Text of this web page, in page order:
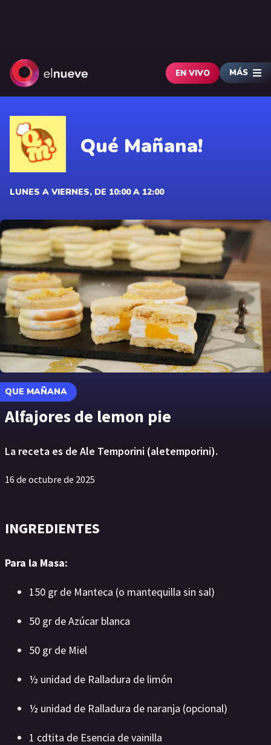
EN VIVO MÁS
Qué Mañana!
LUNES A VIERNES, DE 10:00 A 12:00
QUE MAÑANA
Alfajores de lemon pie
La receta es de Ale Temporini (aletemporini).
16 de octubre de 2025
INGREDIENTES
Para la Masa:
150 gr de Manteca (o mantequilla sin sal)
50 gr de Azúcar blanca
50 gr de Miel
½ unidad de Ralladura de limón
½ unidad de Ralladura de naranja (opcional)
1 cdtita de Esencia de vainilla